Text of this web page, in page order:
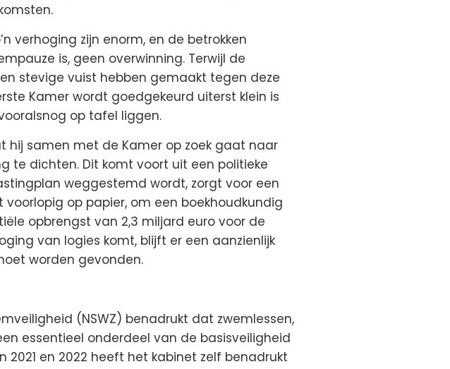
verhoging zijn enorm, en de betrokken
is, geen overwinning. Terwijl de
stevige vuist hebben gemaakt tegen deze
Kamer wordt goedgekeurd uiterst klein is
op tafel liggen.
hij samen met de Kamer op zoek gaat naar
te dichten. Dit komt voort uit een politieke
weggestemd wordt, zorgt voor een
op papier, om een boekhoudkundig
opbrengst van 2,3 miljard euro voor de
van logies komt, blijft er een aanzienlijk
worden gevonden.
(NSWZ) benadrukt dat zwemlessen,
essentieel onderdeel van de basisveiligheid
2021 en 2022 heeft het kabinet zelf benadrukt